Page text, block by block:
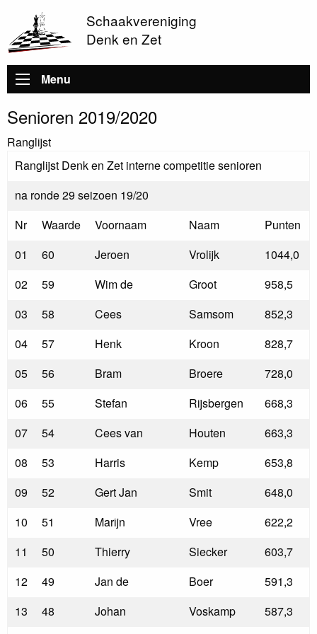
Schaakvereniging
Denk en Zet
Hoofdnavigatie
Menu
Senioren 2019/2020
Ranglijst
Ranglijst Denk en Zet interne competitie senioren
na ronde 29 seizoen 19/20
Nr
Waarde Voornaam Naam
Punten
01
60 Jeroen Vrolijk
1044,0
02
59 Wim de Groot
958,5
03
58 Cees Samsom
852,3
04
57 Henk Kroon
828,7
05
56 Bram Broere
728,0
06
55 Stefan Rijsbergen
668,3
07
54 Cees van Houten
663,3
08
53 Harris Kemp
653,8
09
52 Gert Jan Smit
648,0
10
51 Marijn Vree
622,2
11
50 Thierry Siecker
603,7
12
49 Jan de Boer
591,3
13
48 Johan Voskamp
587,3